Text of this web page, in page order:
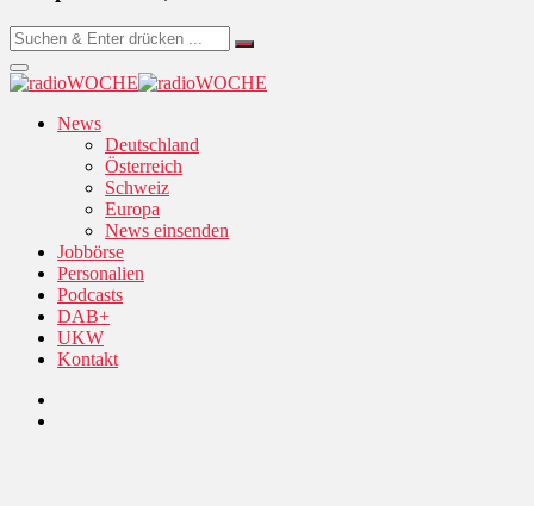
News
Deutschland
Österreich
Schweiz
Europa
News einsenden
Jobbörse
Personalien
Podcasts
DAB+
UKW
Kontakt